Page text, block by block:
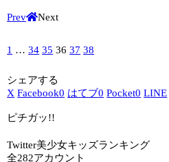
Prev Next
1 … 34 35 36 37 38
シェアする
X Facebook0 はてブ0 Pocket0 LINE
ピチガッ!!
Twitter美少女キッズランキング
全282アカウント